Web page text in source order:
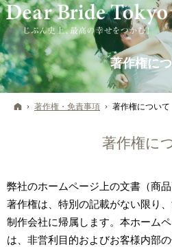
著作権に
ホーム
著作権・免責事項 著作権について
著作権に
弊社のホームページ上の文書（商
著作権は、特別の記載がない限り
制作会社に帰属します。本ホーム
は、非営利目的およびお客様内部